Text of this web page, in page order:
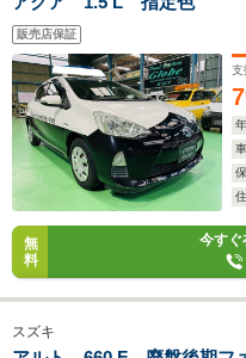
販売店保証
支
無
料
今すぐ
スズキ